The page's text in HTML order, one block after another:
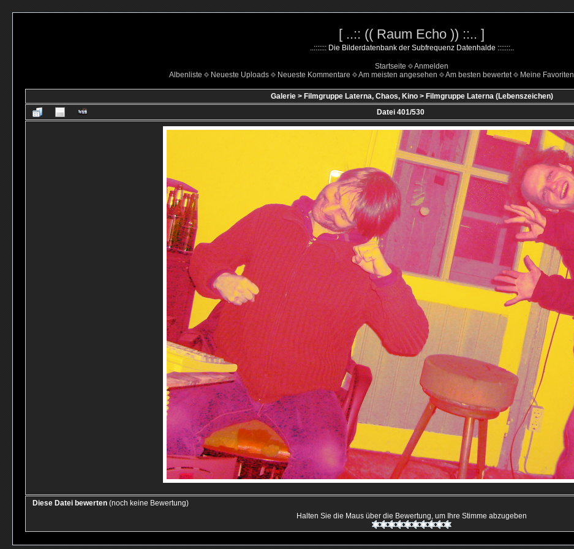
[ ..:: (( Raum Echo )) ::.. ]
..::::::: Die Bilderdatenbank der Subfrequenz Datenhalde :::::::..
Startseite
Anmelden
Albenliste
Neueste Uploads Neueste Kommentare Am meisten angesehen Am besten bewertet Meine Favoriten
Galerie> Filmgruppe Laterna, Chaos, Kino> Filmgruppe Laterna (Lebenszeichen)
Datei 401/530
Diese Datei bewerten (noch keine Bewertung)
Halten Sie die Maus über die Bewertung, um Ihre Stimme abzugeben